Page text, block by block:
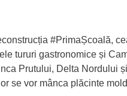
#PrimaȘcoală,
tururi gastronomice și
Prutului, Delta Nordului
se vor mânca plăcinte